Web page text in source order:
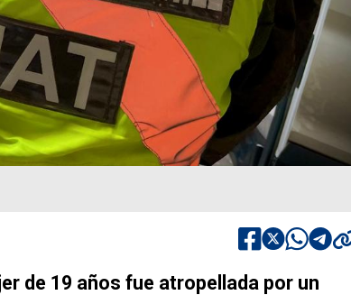
de 19 años fue atropellada por un